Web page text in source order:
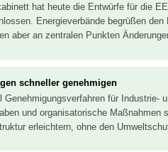
hat heute die Entwürfe für die
Energieverbände begrüßen den
aber an zentralen Punkten
schneller genehmigen
Genehmigungsverfahren für Industrie-
und organisatorische Maßnahmen
erleichtern, ohne den